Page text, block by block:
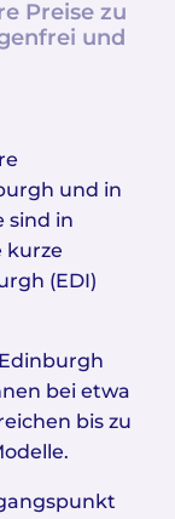
Preise zu
und
und in
sind in
kurze
(EDI)
bei etwa
bis zu